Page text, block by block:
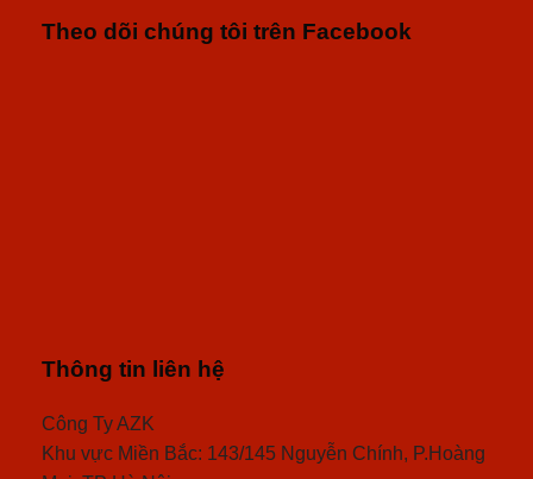
Theo dõi chúng tôi trên Facebook
Thông tin liên hệ
Công Ty AZK
Khu vực Miền Bắc: 143/145 Nguyễn Chính, P.Hoàng